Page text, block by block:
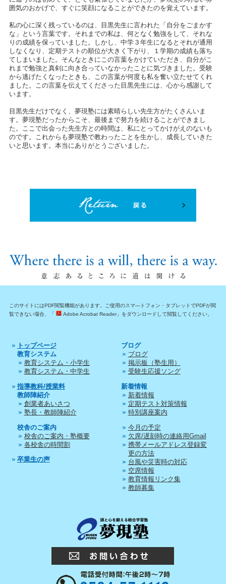
囲気のおかげで、すぐに笑顔になることができたのを覚えています。
私の心に深く残っているのは、目黒先生に言われた「自分をごまかす
な」という言葉です。それまでの私は、何となく勉強をして、それな
りの成績を保っていました。しかし、中学３年生になるとそれが通用
しなくなり、定期テストの順位が大きく下がり、１学期の成績も落ち
てしまいました。そんなときにこの言葉をかけていただき、自分がこ
れまで勉強と真剣に向き合っていなかったことに気づきました。受験
から逃げたくなったときも、この言葉が何度も私を奮い立たせてくれ
ました。この言葉を伝えてくださった目黒先生には、心から感謝して
います。
目黒先生だけでなく、夢現塾には素晴らしい先生方がたくさんいま
す。夢現塾だったからこそ、最後まで努力を続けることができまし
た。ここで出会った先生方との時間は、私にとってかけがえのないも
のです。これからも夢現塾で教わったことを生かし、成長していきた
いと思います。本当にありがとうございました。
このサイトにはPDF閲覧機能があります。ご使用のスマ―トフォン・タブレットでPDFが閲
覧できない場合、「
Adobe Acrobat Reader」をダウンロードして閲覧してください。
トップページ
教育システム
教育システム・小学生
教育システム・中学生
指導教科/授業料
教師陣紹介
創業者あいさつ
塾長・教師陣紹介
校舎のご案内
校舎のご案内・塾概要
各校舎の時間割
卒業生の声
ブログ
ブログ
掲示板（塾生用）
受験生応援ソング
新着情報
新着情報
定期テスト対策情報
特別講座案内
今月の予定
欠席/遅刻時の連絡用Gmail
携帯メールアドレス登録変
更の方法
台風や災害時の対応
空席情報
教育情報リンク集
教師募集